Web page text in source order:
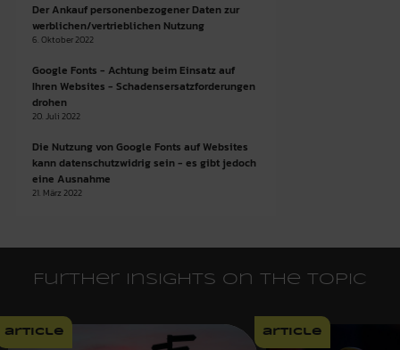
Der Ankauf personenbezogener Daten zur
werblichen/vertrieblichen Nutzung
6. Oktober 2022
Google Fonts - Achtung beim Einsatz auf
Ihren Websites - Schadensersatzforderungen
drohen
20. Juli 2022
Die Nutzung von Google Fonts auf Websites
kann datenschutzwidrig sein - es gibt jedoch
eine Ausnahme
21. März 2022
Further insights on the topic
article article